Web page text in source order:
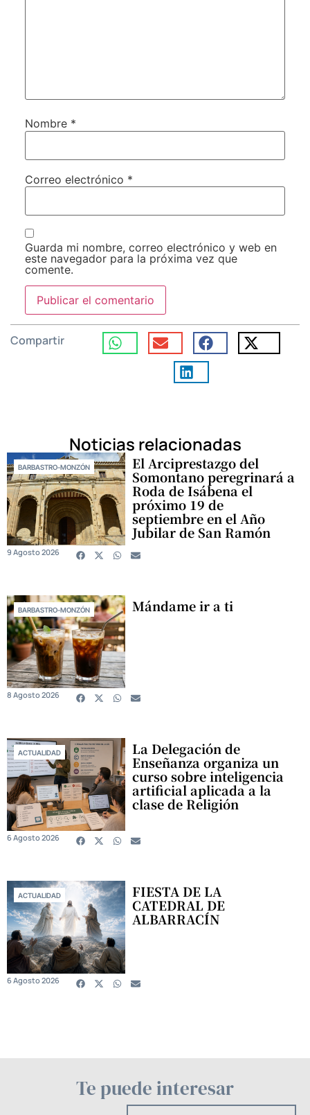
Nombre *
Correo electrónico *
Guarda mi nombre, correo electrónico y web en
este navegador para la próxima vez que
comente.
Compartir
Noticias relacionadas
BARBASTRO-MONZÓN El Arciprestazgo del
Somontano peregrinará a
Roda de Isábena el
próximo 19 de
septiembre en el Año
Jubilar de San Ramón
9 Agosto 2026
BARBASTRO-MONZÓN Mándame ir a ti
8 Agosto 2026
ACTUALIDAD La Delegación de
Enseñanza organiza un
curso sobre inteligencia
artificial aplicada a la
clase de Religión
6 Agosto 2026
ACTUALIDAD FIESTA DE LA
CATEDRAL DE
ALBARRACÍN
6 Agosto 2026
Te puede interesar